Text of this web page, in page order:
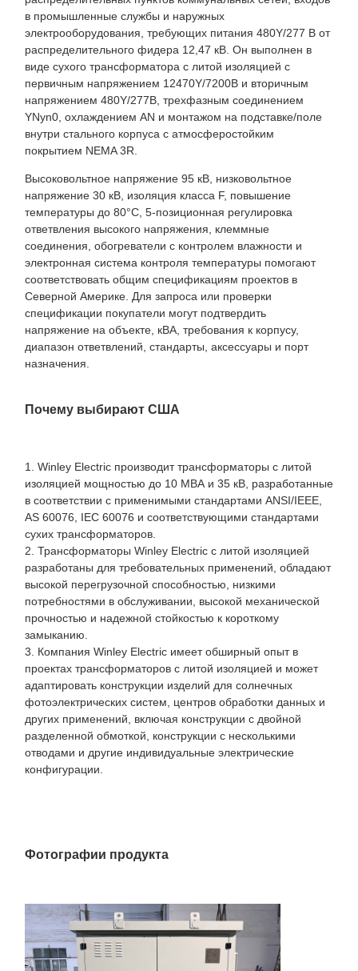
в промышленные службы и наружных
электрооборудования, требующих питания 480Y/277 В от
распределительного фидера 12,47 кВ. Он выполнен в
виде сухого трансформатора с литой изоляцией с
первичным напряжением 12470Y/7200В и вторичным
напряжением 480Y/277В, трехфазным соединением
YNyn0, охлаждением AN и монтажом на подставке/поле
внутри стального корпуса с атмосферостойким
покрытием NEMA 3R.
Высоковольтное напряжение 95 кВ, низковольтное
напряжение 30 кВ, изоляция класса F, повышение
температуры до 80°C, 5-позиционная регулировка
ответвления высокого напряжения, клеммные
соединения, обогреватели с контролем влажности и
электронная система контроля температуры помогают
соответствовать общим спецификациям проектов в
Северной Америке. Для запроса или проверки
спецификации покупатели могут подтвердить
напряжение на объекте, кВА, требования к корпусу,
диапазон ответвлений, стандарты, аксессуары и порт
назначения.
Почему выбирают США
1. Winley Electric производит трансформаторы с литой
изоляцией мощностью до 10 МВА и 35 кВ, разработанные
в соответствии с применимыми стандартами ANSI/IEEE,
AS 60076, IEC 60076 и соответствующими стандартами
сухих трансформаторов.
2. Трансформаторы Winley Electric с литой изоляцией
разработаны для требовательных применений, обладают
высокой перегрузочной способностью, низкими
потребностями в обслуживании, высокой механической
прочностью и надежной стойкостью к короткому
замыканию.
3. Компания Winley Electric имеет обширный опыт в
проектах трансформаторов с литой изоляцией и может
адаптировать конструкции изделий для солнечных
фотоэлектрических систем, центров обработки данных и
других применений, включая конструкции с двойной
разделенной обмоткой, конструкции с несколькими
отводами и другие индивидуальные электрические
конфигурации.
Фотографии продукта